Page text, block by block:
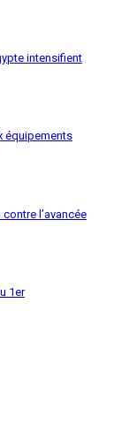
intensifient
équipements
l’avancée
1er